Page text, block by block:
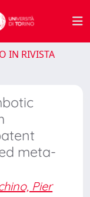
IN RIVISTA
meta-
Pier